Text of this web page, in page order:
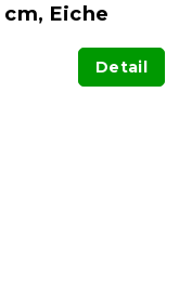
Eiche
Detail